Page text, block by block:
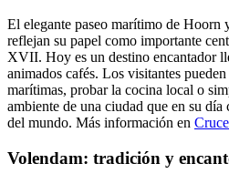
El elegante paseo marítimo de Hoorn
reflejan su papel como importante
XVII. Hoy es un destino encantador
animados cafés. Los visitantes
marítimas, probar la cocina local o
ambiente de una ciudad que en su
del mundo. Más información en
Volendam: tradición y